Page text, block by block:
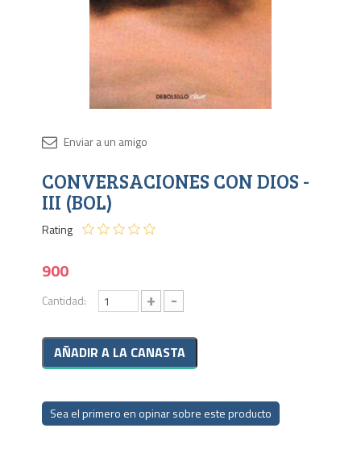
CONVERSACIONES CON DIOS -
III (BOL)
Rating
900
Cantidad: + -
Sea el primero en opinar sobre este producto